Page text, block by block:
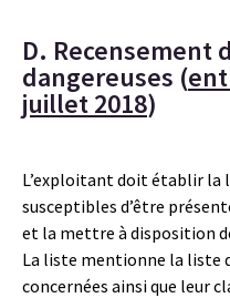
D. Recensement
dangereuses (
juillet 2018)
L’exploitant doit établir la
susceptibles d’être
et la mettre à disposition
La liste mentionne la liste
concernées ainsi que leur